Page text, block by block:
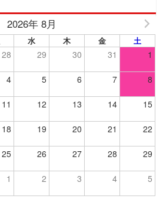
2026年 8月
水 木 金 土
28 29 30 31 1
4 5 6 7 8
11 12 13 14 15
18 19 20 21 22
25 26 27 28 29
1 2 3 4 5